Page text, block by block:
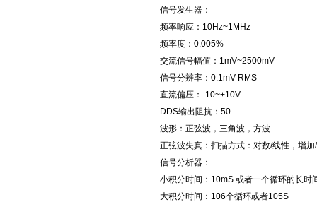
信号发生器：
频率响应：10Hz~1MHz
频率度：0.005%
交流信号幅值：1mV~2500mV
信号分辨率：0.1mV RMS
直流偏压：-10~+10V
DDS输出阻抗：50
波形：正弦波，三角波，方波
正弦波失真：扫描方式：对数/线性，增加
信号分析器：
小积分时间：10mS 或者一个循环的长时
大积分时间：106个循环或者105S